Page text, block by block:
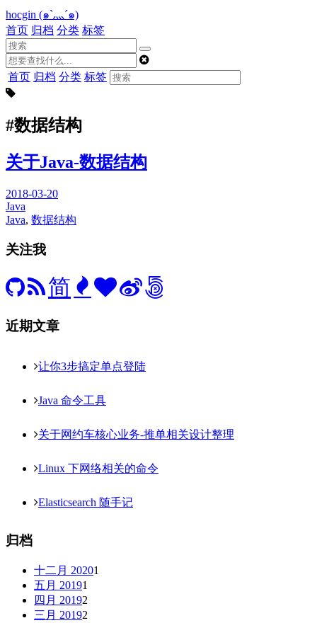
hocgin (๑`灬´๑)
首页 归档 分类 标签
首页 归档 分类 标签
#数据结构
关于Java-数据结构
2018-03-20
Java
Java, 数据结构
关注我
简
近期文章
让你3步搞定单点登陆
Java 命令工具
关于网约车核心业务-推单相关设计整理
Linux 下网络相关的命令
Elasticsearch 随手记
归档
十二月 20201
五月 20191
四月 20192
三月 20192